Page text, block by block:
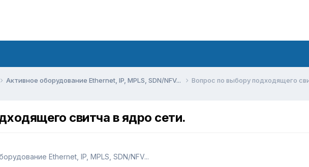
Активное оборудование Ethernet, IP, MPLS, SDN/NFV... Вопрос по выбору подходящего
свитча в ядро сети.
Ethernet, IP, MPLS, SDN/NFV...